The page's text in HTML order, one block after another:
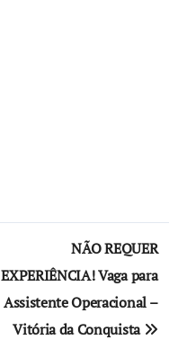
NÃO REQUER
EXPERIÊNCIA! Vaga para
Assistente Operacional –
Vitória da Conquista